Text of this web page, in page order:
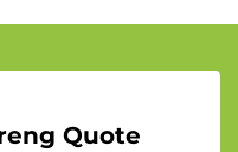
Quote